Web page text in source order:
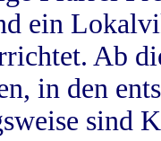
ein
Ab
in den
sind